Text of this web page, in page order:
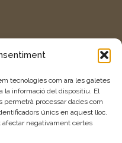
tecnologies com ara les galetes
la informació del dispositiu. El
processar dades com
únics en aquest lloc.
negativament certes